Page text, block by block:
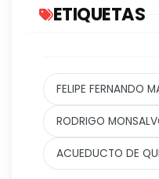
ETIQUETAS
FELIPE FERNANDO
RODRIGO
ACUEDUCTO DE